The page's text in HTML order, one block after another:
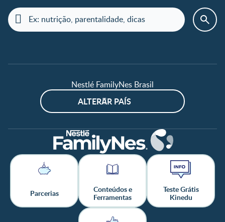
Nestlé FamilyNes Brasil
ALTERAR PAÍS
Parcerias
Conteúdos e
Ferramentas
Teste Grátis
Kinedu